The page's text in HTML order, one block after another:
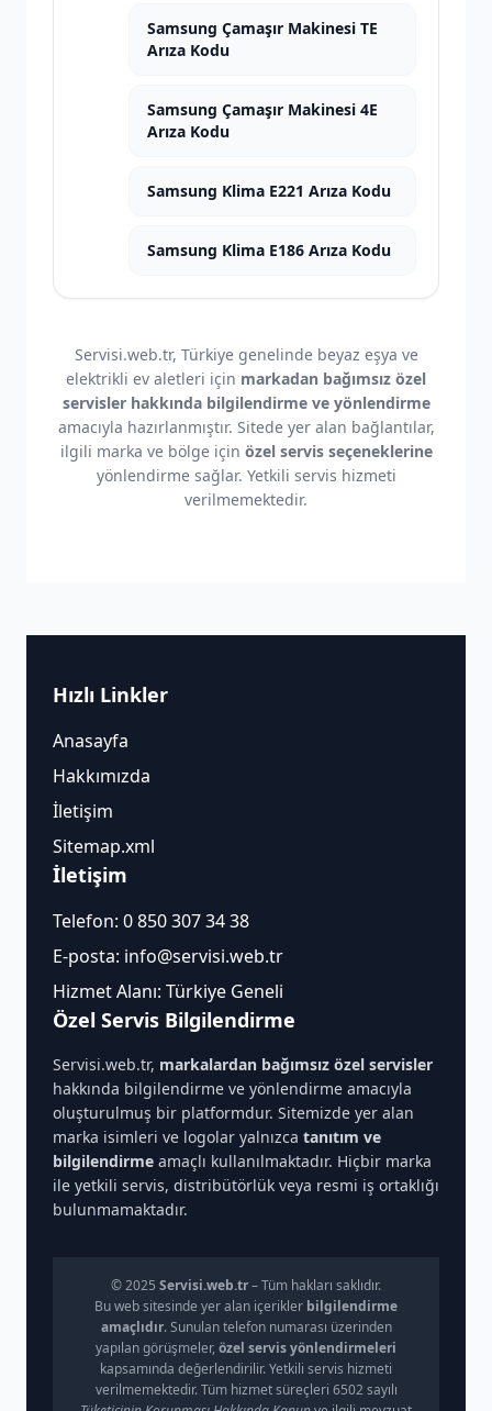
Samsung Çamaşır Makinesi TE
Arıza Kodu
Samsung Çamaşır Makinesi 4E
Arıza Kodu
Samsung Klima E221 Arıza Kodu
Samsung Klima E186 Arıza Kodu
Servisi.web.tr, Türkiye genelinde beyaz eşya ve
elektrikli ev aletleri için markadan bağımsız özel
servisler hakkında bilgilendirme ve yönlendirme
amacıyla hazırlanmıştır. Sitede yer alan bağlantılar,
ilgili marka ve bölge için özel servis seçeneklerine
yönlendirme sağlar. Yetkili servis hizmeti
verilmemektedir.
Hızlı Linkler
Anasayfa
Hakkımızda
İletişim
Sitemap.xml
İletişim
Telefon: 0 850 307 34 38
E-posta: info@servisi.web.tr
Hizmet Alanı: Türkiye Geneli
Özel Servis Bilgilendirme
Servisi.web.tr, markalardan bağımsız özel servisler
hakkında bilgilendirme ve yönlendirme amacıyla
oluşturulmuş bir platformdur. Sitemizde yer alan
marka isimleri ve logolar yalnızca tanıtım ve
bilgilendirme amaçlı kullanılmaktadır. Hiçbir marka
ile yetkili servis, distribütörlük veya resmi iş ortaklığı
bulunmamaktadır.
© 2025 Servisi.web.tr– Tüm hakları saklıdır.
Bu web sitesinde yer alan içerikler bilgilendirme
amaçlıdır. Sunulan telefon numarası üzerinden
yapılan görüşmeler, özel servis yönlendirmeleri
kapsamında değerlendirilir. Yetkili servis hizmeti
verilmemektedir. Tüm hizmet süreçleri 6502 sayılı